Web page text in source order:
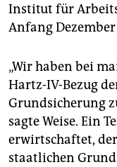
Institut für
Anfang
„Wir haben bei
Hartz-IV-Bezug
Grundsicherung
sagte Weise. Ein
erwirtschaftet,
staatlichen